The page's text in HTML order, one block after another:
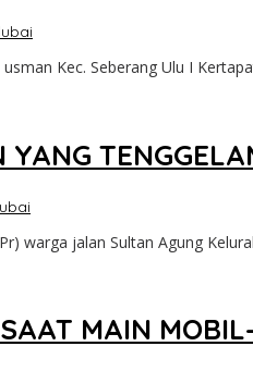
Kec. Seberang Ulu I
warga jalan Sultan Agung
MAIN